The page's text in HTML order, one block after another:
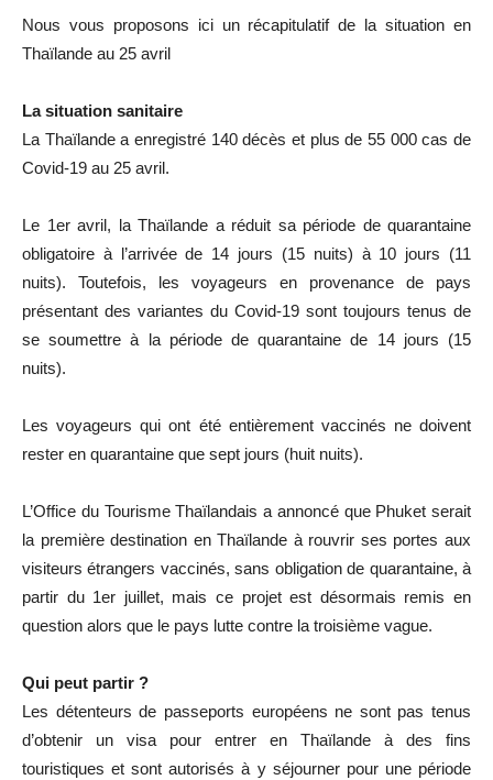
Nous vous proposons ici un récapitulatif de la situation en
Thaïlande au 25 avril
La situation sanitaire
La Thaïlande a enregistré 140 décès et plus de 55 000 cas de
Covid-19 au 25 avril.
Le 1er avril, la Thaïlande a réduit sa période de quarantaine
obligatoire à l’arrivée de 14 jours (15 nuits) à 10 jours (11
nuits). Toutefois, les voyageurs en provenance de pays
présentant des variantes du Covid-19 sont toujours tenus de
se soumettre à la période de quarantaine de 14 jours (15
nuits).
Les voyageurs qui ont été entièrement vaccinés ne doivent
rester en quarantaine que sept jours (huit nuits).
L’Office du Tourisme Thaïlandais a annoncé que Phuket serait
la première destination en Thaïlande à rouvrir ses portes aux
visiteurs étrangers vaccinés, sans obligation de quarantaine, à
partir du 1er juillet, mais ce projet est désormais remis en
question alors que le pays lutte contre la troisième vague.
Qui peut partir ?
Les détenteurs de passeports européens ne sont pas tenus
d’obtenir un visa pour entrer en Thaïlande à des fins
touristiques et sont autorisés à y séjourner pour une période